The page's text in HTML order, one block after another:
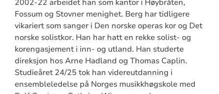
2002-22 arbeidet han som kantor i Høybråten,
Fossum og Stovner menighet. Berg har tidligere
vikariert som sanger i Den norske operas kor og Det
norske solistkor. Han har hatt en rekke solist- og
korengasjement i inn- og utland. Han studerte
direksjon hos Arne Hadland og Thomas Caplin.
Studieåret 24/25 tok han videreutdanning i
ensembleledelse på Norges musikkhøgskole med